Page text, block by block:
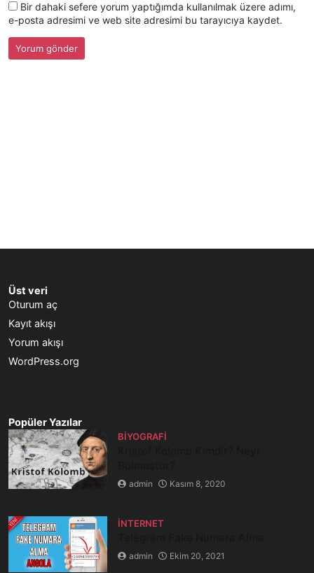
Bir dahaki sefere yorum yaptığımda kullanılmak üzere adımı,
e-posta adresimi ve web site adresimi bu tarayıcıya kaydet.
Üst veri
Oturum aç
Kayıt akışı
Yorum akışı
WordPress.org
Popüler Yazılar
BIYOGRAFI
admin Kasım 8, 2020
İNTERNET
admin Ekim 20, 2021